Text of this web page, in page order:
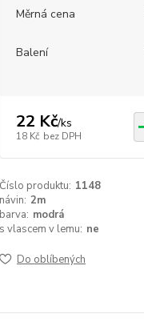
Měrná cena
Balení
22 Kč/ks
18 Kč bez DPH
Číslo produktu: 1148
návin: 2m
barva: modrá
s vlascem v lemu: ne
Do oblíbených